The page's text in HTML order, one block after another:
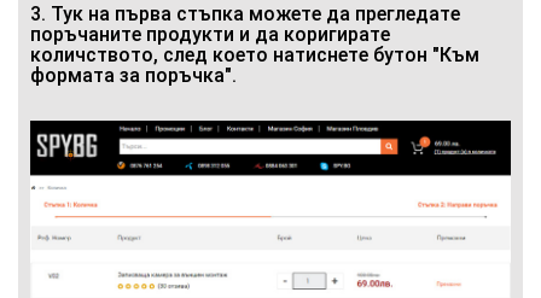
3. Тук на първа стъпка можете да прегледате
поръчаните продукти и да коригирате
количството, след което натиснете бутон "Към
формата за поръчка".